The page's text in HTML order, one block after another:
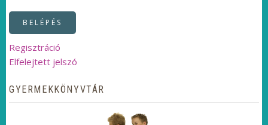
Regisztráció
Elfelejtett jelszó
GYERMEKKÖNYVTÁR